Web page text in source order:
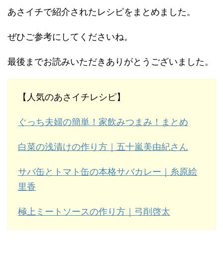
あさイチで紹介されたレシピをまとめました。
ぜひご参考にしてくださいね。
最後までお読みいただきありがとうございました。
【人気のあさイチレシピ】
ぐっち夫婦の簡単！家飲みつまみ！まとめ
白菜の浅漬けの作り方｜五十嵐美由紀さん
サバ缶とトマト缶の本格サバカレー｜糸原絵
里香
極上ミートソースの作り方｜弓削啓太